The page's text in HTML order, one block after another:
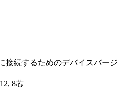
接続するためのデバイスバージ
8芯